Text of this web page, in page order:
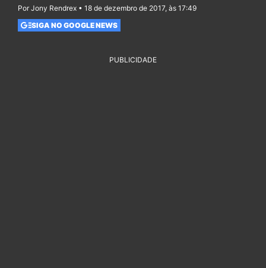
Por Jony Rendrex • 18 de dezembro de 2017, às 17:49
SIGA NO GOOGLE NEWS
PUBLICIDADE